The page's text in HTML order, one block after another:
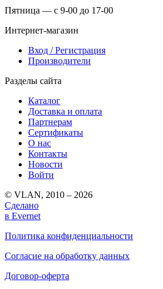
Пятница — с 9-00 до 17-00
Интернет-магазин
Вход / Регистрация
Производители
Разделы сайта
Каталог
Доставка и оплата
Партнерам
Сертификаты
О нас
Контакты
Новости
Войти
© VLAN, 2010 – 2026
Сделано
в Evernet
Политика конфиденциальности
Согласие на обработку данных
Договор-оферта